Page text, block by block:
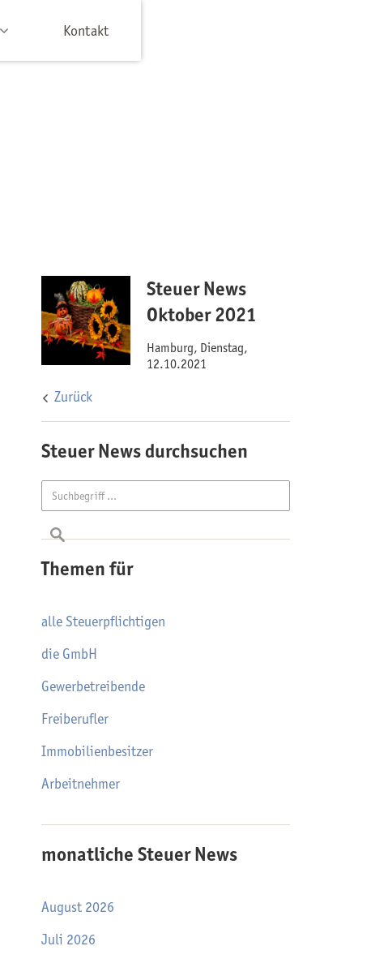
Kontakt
Steuer News
Oktober 2021
Hamburg, Dienstag,
12.10.2021
Zurück
Steuer News durchsuchen
Themen für
alle Steuerpflichtigen
die GmbH
Gewerbetreibende
Freiberufler
Immobilienbesitzer
Arbeitnehmer
monatliche Steuer News
August 2026
Juli 2026